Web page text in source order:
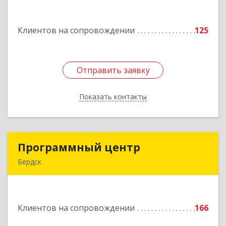
Клиентов на сопровождении 125
Отправить заявку
Показать контакты
Подробнее
Отправить заявку
Назад
Программный центр
Бердск
Клиентов на сопровождении 166
Программный центр
Подробнее